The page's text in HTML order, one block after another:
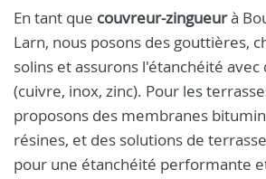
En tant que couvreur-zingueurà
Larn, nous posons des gouttières,
solins et assurons l'étanchéité
(cuivre, inox, zinc). Pour les
proposons des membranes
résines, et des solutions de
pour une étanchéité performante